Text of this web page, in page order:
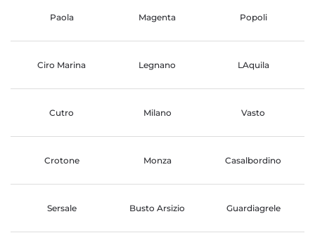
Paola Magenta Popoli
Ciro Marina Legnano LAquila
Cutro Milano Vasto
Crotone Monza Casalbordino
Sersale Busto Arsizio Guardiagrele